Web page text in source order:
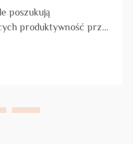
poszukują
produktywność przy
stanowi przełomowy